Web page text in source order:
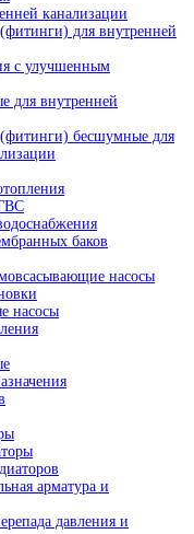
канализации
для внутренней
с улучшенным
для внутренней
бесшумные для
баков
насосы
насосы
арматура и
давления и